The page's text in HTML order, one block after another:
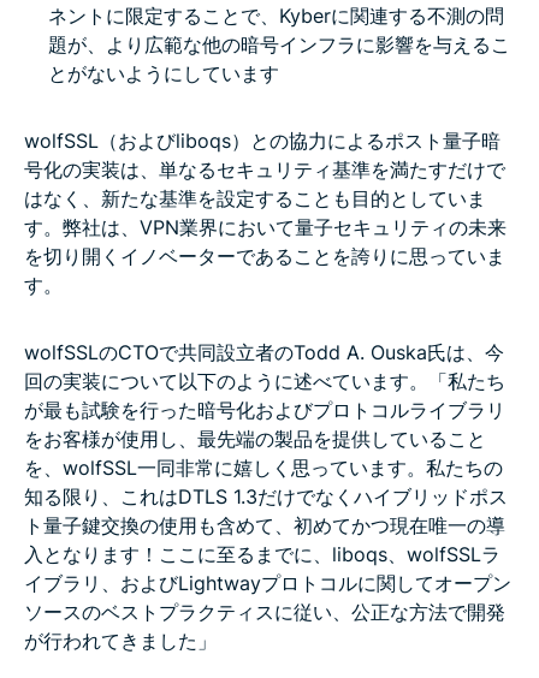
ネントに限定することで、Kyberに関連する不測の問
題が、より広範な他の暗号インフラに影響を与えるこ
とがないようにしています
wolfSSL（およびliboqs）との協力によるポスト量子暗
号化の実装は、単なるセキュリティ基準を満たすだけで
はなく、新たな基準を設定することも目的としていま
す。弊社は、VPN業界において量子セキュリティの未来
を切り開くイノベーターであることを誇りに思っていま
す。
wolfSSLのCTOで共同設立者のTodd A. Ouska氏は、今
回の実装について以下のように述べています。「私たち
が最も試験を行った暗号化およびプロトコルライブラリ
をお客様が使用し、最先端の製品を提供していること
を、wolfSSL一同非常に嬉しく思っています。私たちの
知る限り、これはDTLS 1.3だけでなくハイブリッドポス
ト量子鍵交換の使用も含めて、初めてかつ現在唯一の導
入となります！ここに至るまでに、liboqs、wolfSSLラ
イブラリ、およびLightwayプロトコルに関してオープン
ソースのベストプラクティスに従い、公正な方法で開発
が行われてきました」